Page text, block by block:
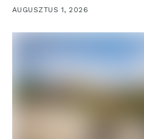
AUGUSZTUS 1, 2026